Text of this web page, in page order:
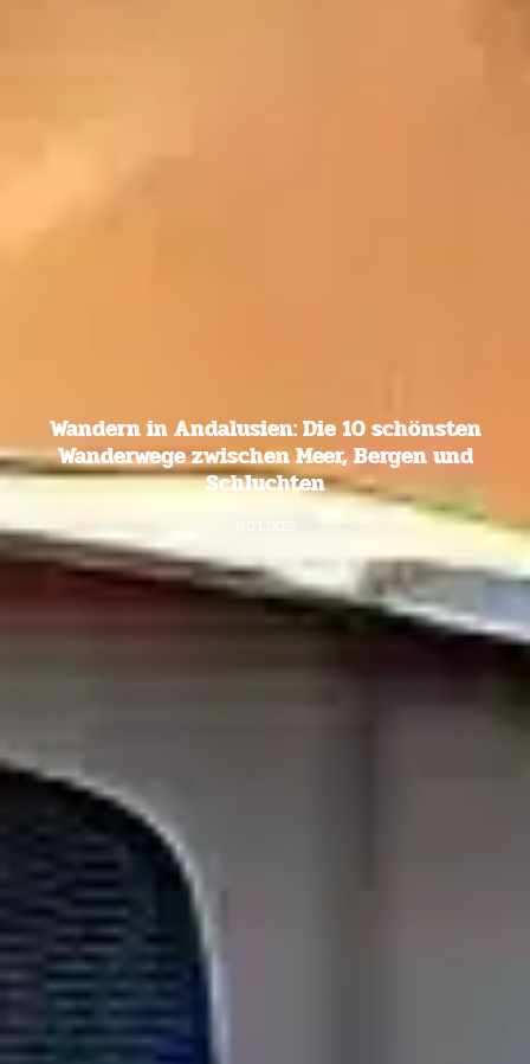
Wandern in Andalusien: Die 10 schönsten
Wanderwege zwischen Meer, Bergen und
Schluchten
NO LIKES